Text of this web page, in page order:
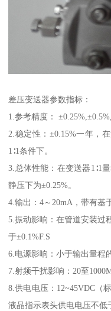
差压变送器参数指标：
1.参考精度：
2.稳定性：±0.15%一年，
1∶1条件下。
3.总体性能：在变送器1∶1
静压下为±0.25%。
4.输出：4～20mA，带有基
5.振动影响：在管道安装过
于±0.1%F.S
6.电源影响：小于输出量程
7.射频干扰影响：20至
8.供电电压：12~45VDC（
液晶指示表头供电电压不低